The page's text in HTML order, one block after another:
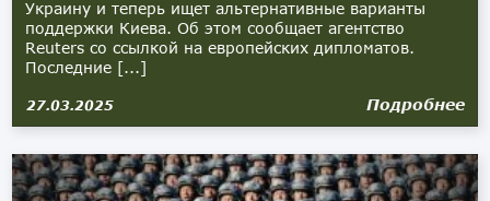
Украину и теперь ищет альтернативные варианты
поддержки Киева. Об этом сообщает агентство
Reuters со ссылкой на европейских дипломатов.
Последние [...]
27.03.2025 Подробнее